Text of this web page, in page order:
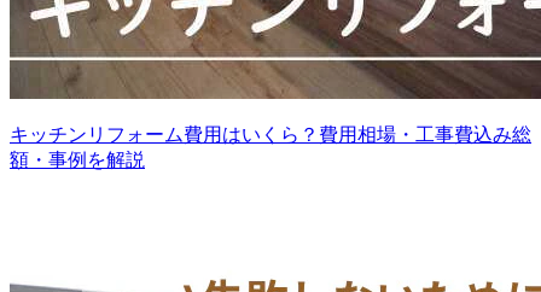
キッチンリフォーム費用はいくら？費用相場・工事費込み総
額・事例を解説